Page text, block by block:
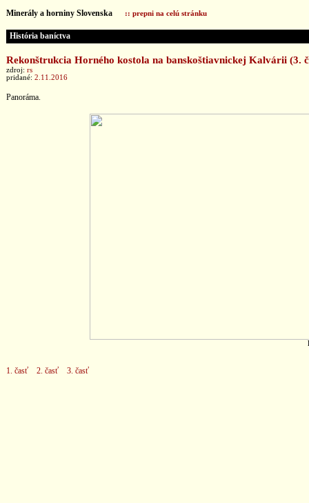
Minerály a horniny Slovenska :: prepni na celú stránku
História baníctva
Rekonštrukcia Horného kostola na banskoštiavnickej Kalvárii (3.
zdroj: rs
pridané: 2.11.2016
Panoráma.
1. časť 2. časť 3. časť